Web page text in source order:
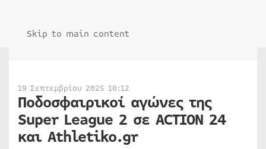
Skip to main content
19 Σεπτεμβρίου 2025 10:12
Ποδοσφαιρικοί αγώνες της
Super League 2 σε ACTION 24
και Athletiko.gr